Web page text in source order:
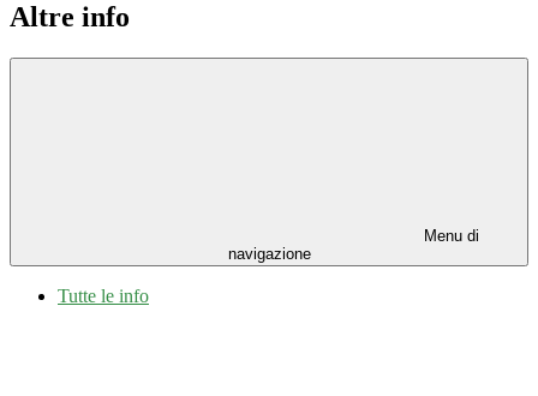
Altre info
Menu di
navigazione
Tutte le info